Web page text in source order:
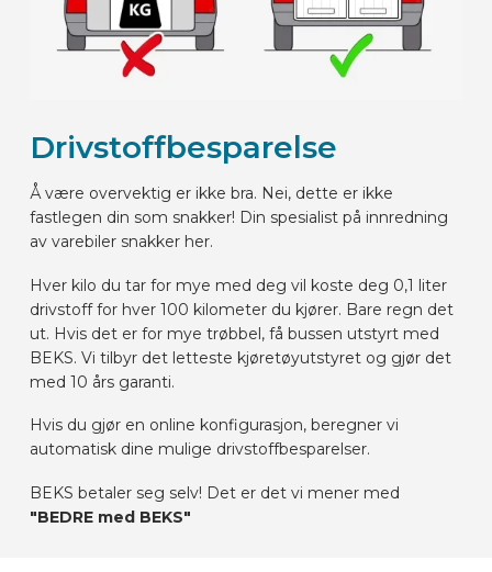
Drivstoffbesparelse
Å være overvektig er ikke bra. Nei, dette er ikke
fastlegen din som snakker! Din spesialist på innredning
av varebiler snakker her.
Hver kilo du tar for mye med deg vil koste deg 0,1 liter
drivstoff for hver 100 kilometer du kjører. Bare regn det
ut. Hvis det er for mye trøbbel, få bussen utstyrt med
BEKS. Vi tilbyr det letteste kjøretøyutstyret og gjør det
med 10 års garanti.
Hvis du gjør en online konfigurasjon, beregner vi
automatisk dine mulige drivstoffbesparelser.
BEKS betaler seg selv! Det er det vi mener med
"BEDRE med BEKS"